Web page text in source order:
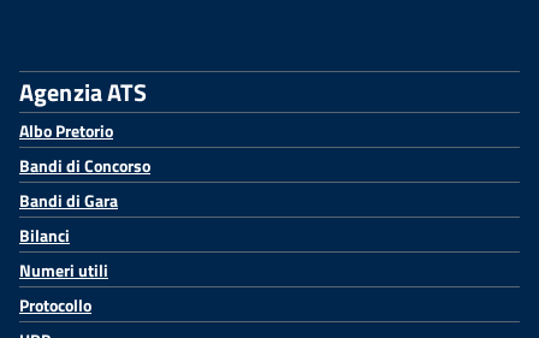
Agenzia ATS
Albo Pretorio
Bandi di Concorso
Bandi di Gara
Bilanci
Numeri utili
Protocollo